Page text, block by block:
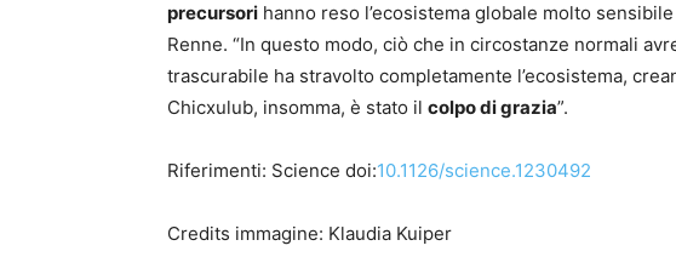
precursori hanno reso l’ecosistema globale molto
Renne. “In questo modo, ciò che in circostanze normali
trascurabile ha stravolto completamente l’ecosistema,
Chicxulub, insomma, è stato il colpo di grazia”.
Riferimenti: Science doi:10.1126/science.1230492
Credits immagine: Klaudia Kuiper